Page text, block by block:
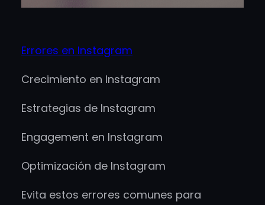
Errores en Instagram
Crecimiento en Instagram
Estrategias de Instagram
Engagement en Instagram
Optimización de Instagram
Evita estos errores comunes para